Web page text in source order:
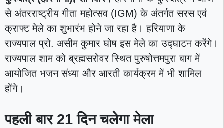
से अंतरराष्ट्रीय गीता महोत्सव (IGM) के अंतर्गत सरस एवं
क्राफ्ट मेले का शुभारंभ होने जा रहा है। हरियाणा के
राज्यपाल प्रो. असीम कुमार घोष इस मेले का उद्घाटन करेंगे।
राज्यपाल शाम को ब्रह्मसरोवर स्थित पुरुषोत्तमपुरा बाग में
आयोजित भजन संध्या और आरती कार्यक्रम में भी शामिल
होंगे।
पहली बार 21 दिन चलेगा मेला